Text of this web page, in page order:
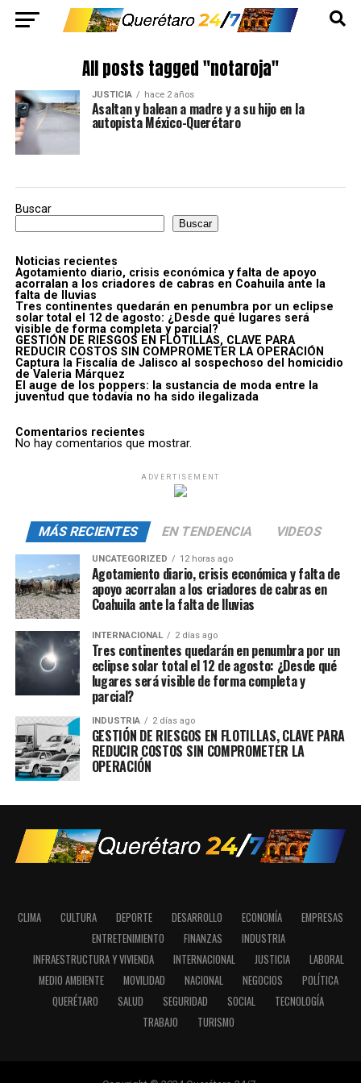
All posts tagged "notaroja"
JUSTICIA hace 2 años
Asaltan y balean a madre y a su hijo en la
autopista México-Querétaro
Buscar
Buscar
Noticias recientes
Agotamiento diario, crisis económica y falta de apoyo
acorralan a los criadores de cabras en Coahuila ante la
falta de lluvias
Tres continentes quedarán en penumbra por un eclipse
solar total el 12 de agosto: ¿Desde qué lugares será
visible de forma completa y parcial?
GESTIÓN DE RIESGOS EN FLOTILLAS, CLAVE PARA
REDUCIR COSTOS SIN COMPROMETER LA OPERACIÓN
Captura la Fiscalía de Jalisco al sospechoso del homicidio
de Valeria Márquez
El auge de los poppers: la sustancia de moda entre la
juventud que todavía no ha sido ilegalizada
Comentarios recientes
No hay comentarios que mostrar.
ADVERTISEMENT
MÁS RECIENTES EN TENDENCIA VIDEOS
UNCATEGORIZED 12 horas ago
Agotamiento diario, crisis económica y falta de
apoyo acorralan a los criadores de cabras en
Coahuila ante la falta de lluvias
INTERNACIONAL 2 días ago
Tres continentes quedarán en penumbra por un
eclipse solar total el 12 de agosto: ¿Desde qué
lugares será visible de forma completa y
parcial?
INDUSTRIA 2 días ago
GESTIÓN DE RIESGOS EN FLOTILLAS, CLAVE PARA
REDUCIR COSTOS SIN COMPROMETER LA
OPERACIÓN
CLIMA CULTURA DEPORTE DESARROLLO ECONOMÍA
EMPRESAS
ENTRETENIMIENTO
FINANZAS
INDUSTRIA
INFRAESTRUCTURA Y VIVIENDA
INTERNACIONAL JUSTICIA
LABORAL
MEDIO AMBIENTE
MOVILIDAD NACIONAL NEGOCIOS
POLÍTICA
QUERÉTARO
SALUD SEGURIDAD SOCIAL
TECNOLOGÍA
TRABAJO
TURISMO